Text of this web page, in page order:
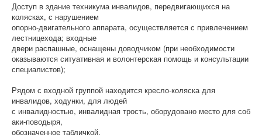
Доступ в здание техникума инвалидов, передвигающихся на
колясках, с нарушением
опорно-двигательного аппарата, осуществляется с привлечением
лестницехода; входные
двери распашные, оснащены доводчиком (при необходимости
оказываются ситуативная и волонтерская помощь и консультации
специалистов);
Рядом с входной группой находится кресло-коляска для
инвалидов, ходунки, для людей
с инвалидностью, инвалидная трость, оборудовано место для соб
аки-поводыря,
обозначенное табличкой.